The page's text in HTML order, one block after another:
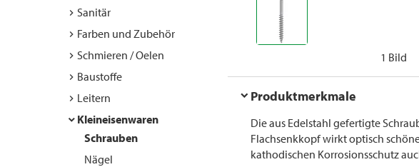
Sanitär
Farben und Zubehör
Schmieren / Oelen
Baustoffe
Leitern
Kleineisenwaren
Schrauben
Nägel
1 Bild
Produktmerkmale
Die aus Edelstahl gefertigte
Flachsenkkopf wirkt optisch
kathodischen Korrosionsschutz